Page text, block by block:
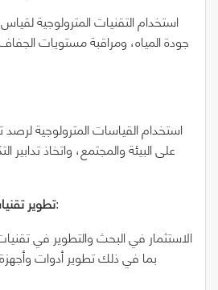
استخدام التقنيات المترولوجية
جودة المياه، ومراقبة مستويات
استخدام القياسات المترولوجية لرصد
على البيئة والمجتمع، واتخاذ
تطوير:
الاستثمار في البحث والتطوير في
بما في ذلك تطوير أدوات